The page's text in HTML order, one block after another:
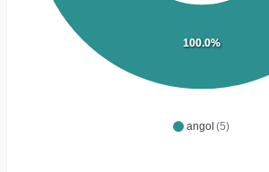
angol (5)
100.0%